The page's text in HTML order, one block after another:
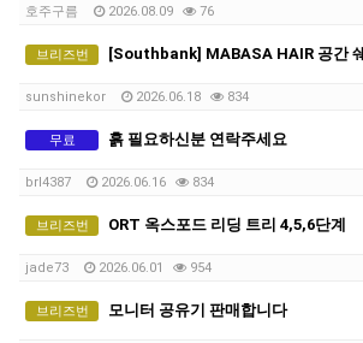
호주구름 2026.08.09 76
브리즈번 [Southbank] MABASA HAIR 공간 쉐어 / 서브리스(Sub-lease)
sunshinekor 2026.06.18 834
무료 흙 필요하신분 연락주세요
brl4387 2026.06.16 834
브리즈번 ORT 옥스포드 리딩 트리 4,5,6단계
jade73 2026.06.01 954
브리즈번 모니터 공유기 판매합니다